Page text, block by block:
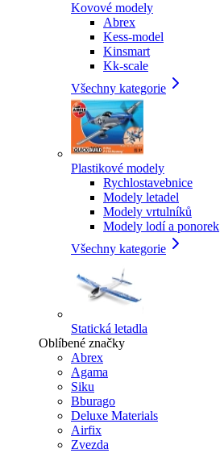
Kovové modely
Abrex
Kess-model
Kinsmart
Kk-scale
Všechny kategorie
Plastikové modely
Rychlostavebnice
Modely letadel
Modely vrtulníků
Modely lodí a ponorek
Všechny kategorie
Statická letadla
Oblíbené značky
Abrex
Agama
Siku
Bburago
Deluxe Materials
Airfix
Zvezda